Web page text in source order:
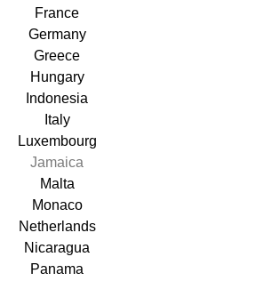
France
Germany
Greece
Hungary
Indonesia
Italy
Luxembourg
Jamaica
Malta
Monaco
Netherlands
Nicaragua
Panama